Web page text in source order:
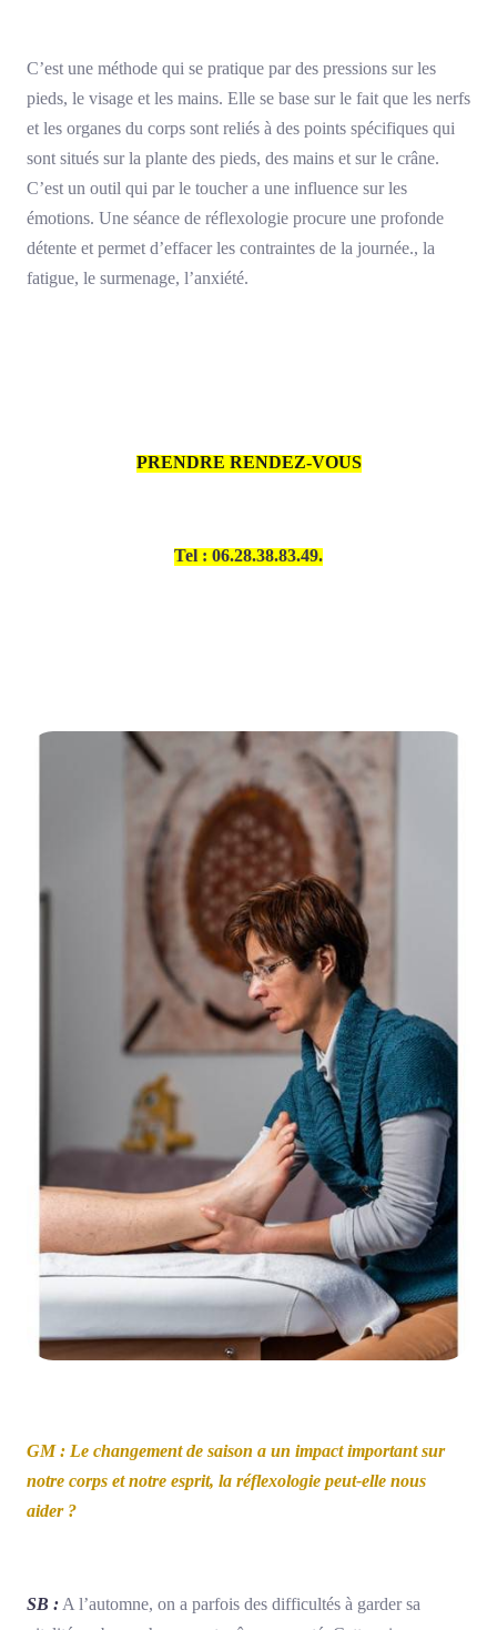
C’est une méthode qui se pratique par des pressions sur les
pieds, le visage et les mains. Elle se base sur le fait que les nerfs
et les organes du corps sont reliés à des points spécifiques qui
sont situés sur la plante des pieds, des mains et sur le crâne.
C’est un outil qui par le toucher a une influence sur les
émotions. Une séance de réflexologie procure une profonde
détente et permet d’effacer les contraintes de la journée., la
fatigue, le surmenage, l’anxiété.
PRENDRE RENDEZ-VOUS
Tel : 06.28.38.83.49.
GM : Le changement de saison a un impact important sur
notre corps et notre esprit, la réflexologie peut-elle nous
aider ?
SB : A l’automne, on a parfois des difficultés à garder sa